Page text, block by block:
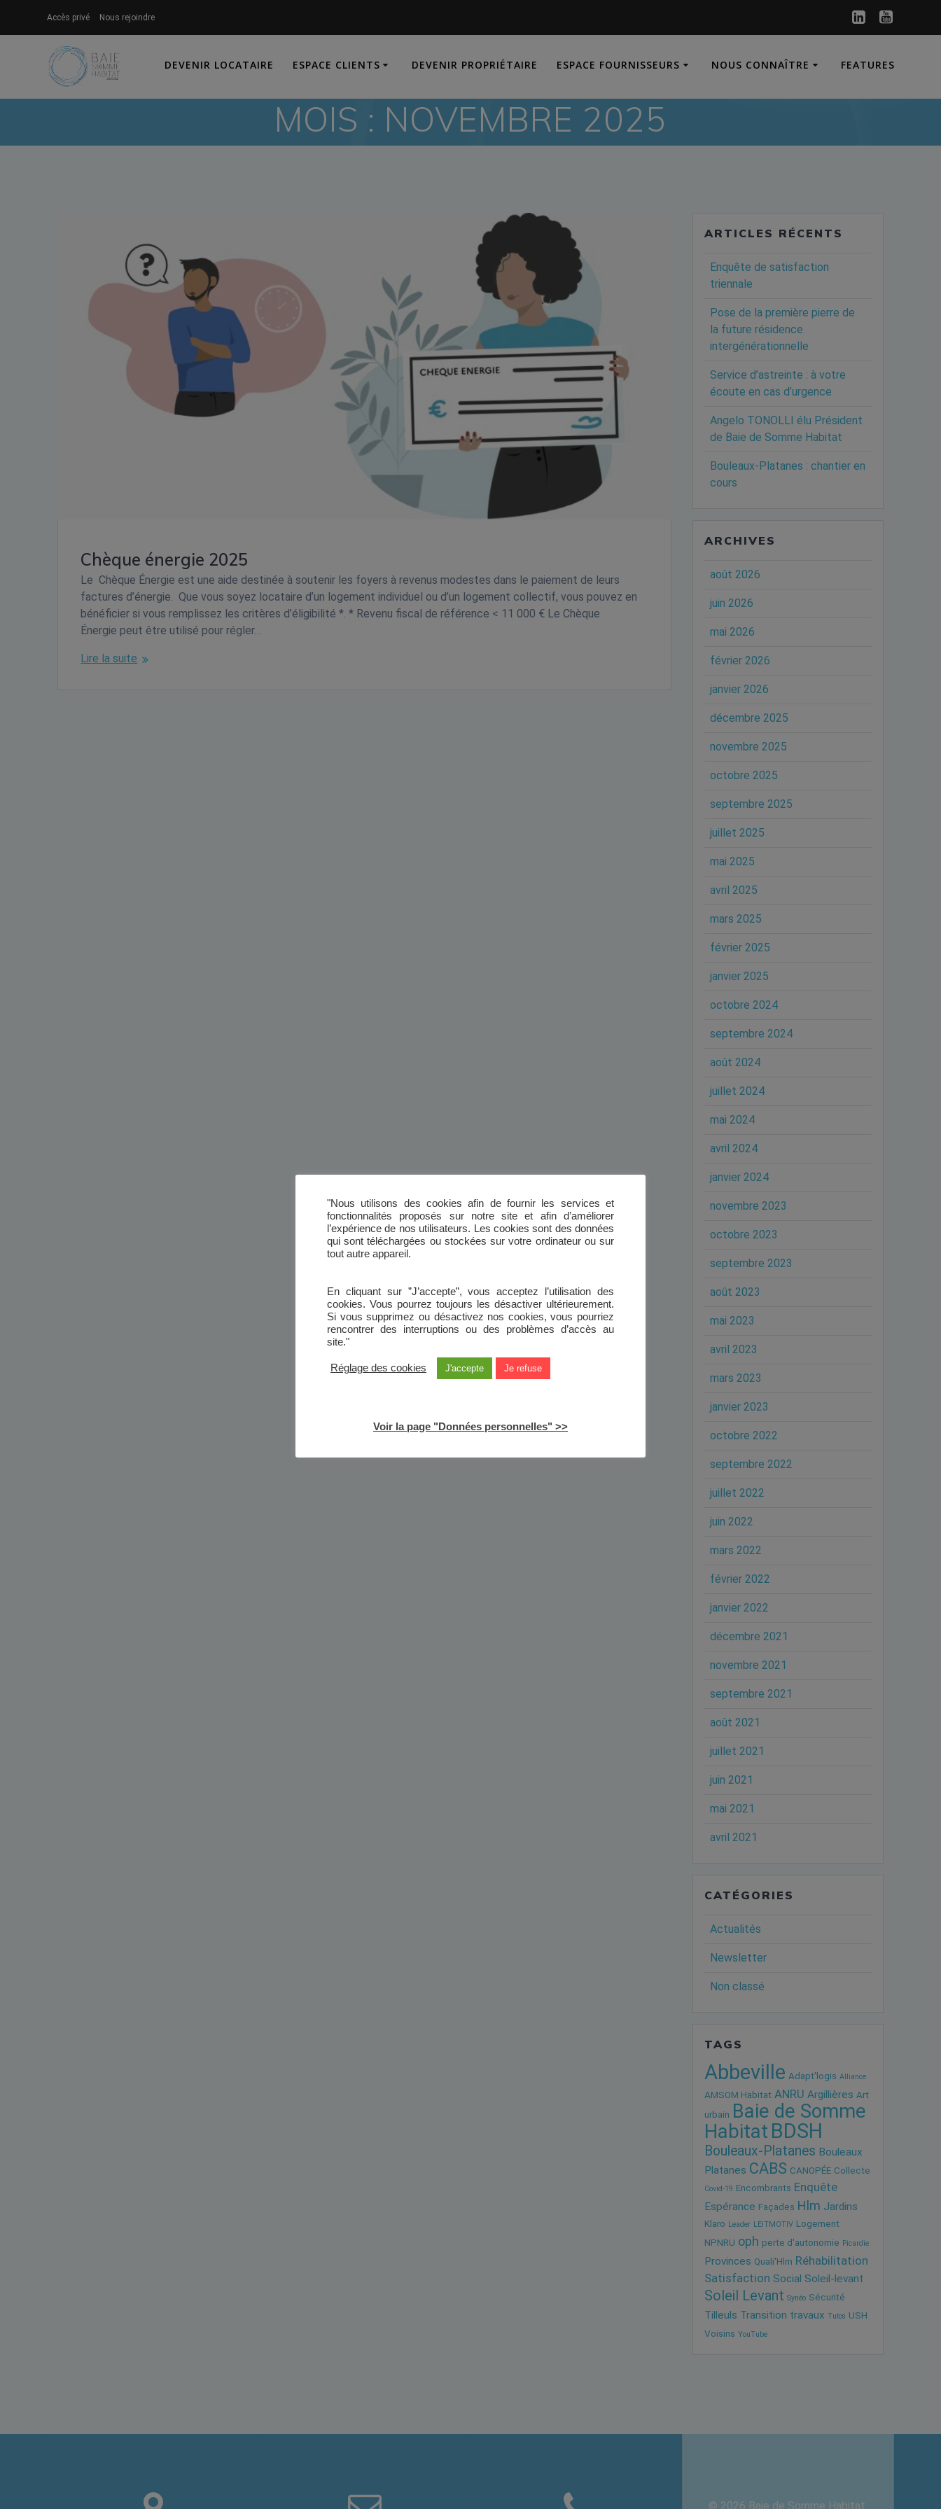
Accès privé Nous rejoindre
DEVENIR LOCATAIRE ESPACE CLIENTS DEVENIR PROPRIÉTAIRE ESPACE FOURNISSEURS NOUS CONNAÎTRE FEATURES
MOIS : NOVEMBRE 2025
Chèque énergie 2025
Le Chèque Énergie est une aide destinée à soutenir les foyers à revenus modestes dans le paiement de leurs
factures d’énergie. Que vous soyez locataire d’un logement individuel ou d’un logement collectif, vous pouvez en
bénéficier si vous remplissez les critères d’éligibilité *. * Revenu fiscal de référence < 11 000 € Le Chèque
Énergie peut être utilisé pour régler…
Lire la suite
ARTICLES RÉCENTS
Enquête de satisfaction
triennale
Pose de la première pierre de
la future résidence
intergénérationnelle
Service d’astreinte : à votre
écoute en cas d’urgence
Angelo TONOLLI élu Président
de Baie de Somme Habitat
Bouleaux-Platanes : chantier en
cours
ARCHIVES
août 2026
juin 2026
mai 2026
février 2026
janvier 2026
décembre 2025
novembre 2025
octobre 2025
septembre 2025
juillet 2025
mai 2025
avril 2025
mars 2025
février 2025
janvier 2025
octobre 2024
septembre 2024
août 2024
juillet 2024
mai 2024
avril 2024
janvier 2024
novembre 2023
octobre 2023
septembre 2023
août 2023
mai 2023
avril 2023
mars 2023
janvier 2023
octobre 2022
septembre 2022
juillet 2022
juin 2022
mars 2022
février 2022
janvier 2022
décembre 2021
novembre 2021
septembre 2021
août 2021
juillet 2021
juin 2021
mai 2021
avril 2021
CATÉGORIES
Actualités
Newsletter
Non classé
TAGS
Abbeville Adapt'logis Alliance
AMSOM Habitat ANRU Argillières Art
urbain Baie de Somme
Habitat BDSH
Bouleaux-Platanes Bouleaux
Platanes CABS CANOPÉE Collecte
Covid-19 Encombrants Enquête
Espérance Façades Hlm Jardins
Klaro Leader LEITMOTIV Logement
NPNRU oph perte d'autonomie Picardie
Provinces Quali'Hlm Réhabilitation
Satisfaction Social Soleil-levant
Soleil Levant Synéo Sécurité
Tilleuls Transition travaux Tutos USH
Voisins YouTube
© 2026 Baie de Somme Habitat.
"Nous utilisons des cookies afin de fournir les services et
fonctionnalités proposés sur notre site et afin d’améliorer
l’expérience de nos utilisateurs. Les cookies sont des données
qui sont téléchargées ou stockées sur votre ordinateur ou sur
tout autre appareil.
En cliquant sur ”J’accepte”, vous acceptez l’utilisation des
cookies. Vous pourrez toujours les désactiver ultérieurement.
Si vous supprimez ou désactivez nos cookies, vous pourriez
rencontrer des interruptions ou des problèmes d’accès au
site."
Réglage des cookies J'accepte Je refuse
Voir la page "Données personnelles" >>